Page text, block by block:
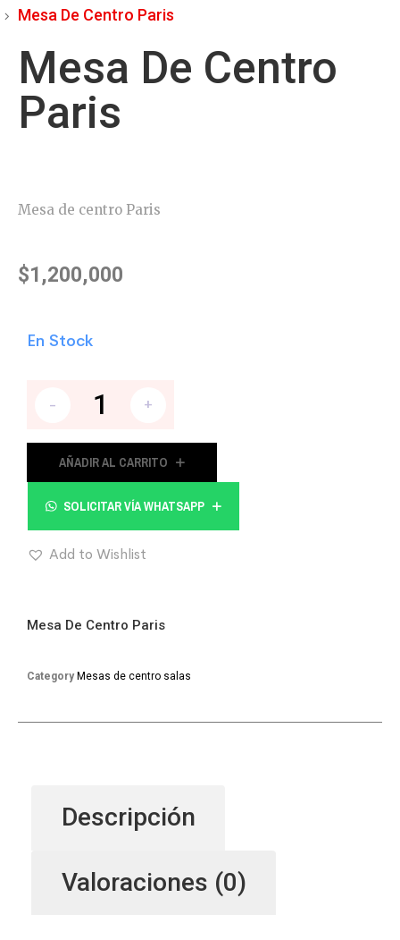
Mesa De Centro Paris
Mesa De Centro
Paris
Mesa de centro Paris
$1,200,000
En Stock
- +
AÑADIR AL CARRITO
SOLICITAR VÍA WHATSAPP
Add to Wishlist
Mesa De Centro Paris
Category Mesas de centro salas
Descripción
Valoraciones (0)